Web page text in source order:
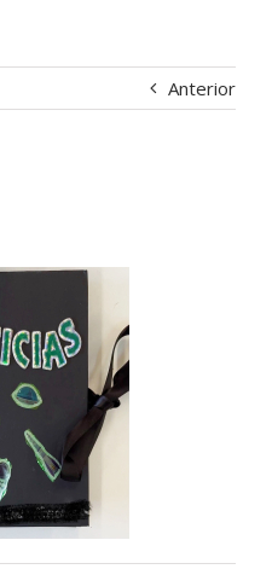
Anterior